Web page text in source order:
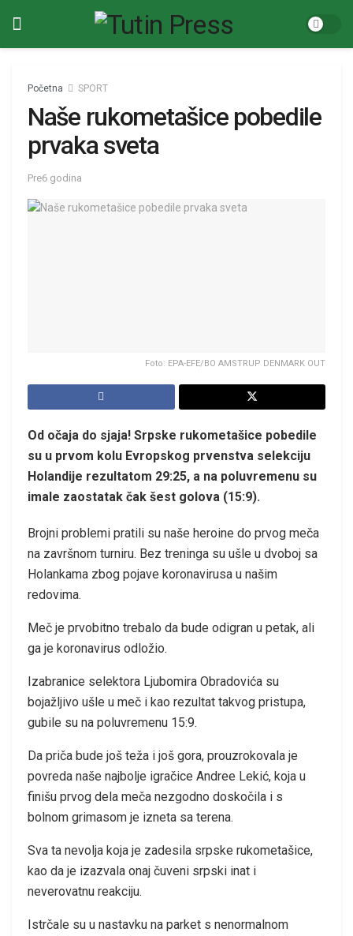
Početna SPORT
Naše rukometašice pobedile
prvaka sveta
Pre6 godina
Foto: EPA-EFE/BO AMSTRUP DENMARK OUT
Od očaja do sjaja! Srpske rukometašice pobedile
su u prvom kolu Evropskog prvenstva selekciju
Holandije rezultatom 29:25, a na poluvremenu su
imale zaostatak čak šest golova (15:9).
Brojni problemi pratili su naše heroine do prvog meča
na završnom turniru. Bez treninga su ušle u dvoboj sa
Holankama zbog pojave koronavirusa u našim
redovima.
Meč je prvobitno trebalo da bude odigran u petak, ali
ga je koronavirus odložio.
Izabranice selektora Ljubomira Obradovića su
bojažljivo ušle u meč i kao rezultat takvog pristupa,
gubile su na poluvremenu 15:9.
Da priča bude još teža i još gora, prouzrokovala je
povreda naše najbolje igračice Andree Lekić, koja u
finišu prvog dela meča nezgodno doskočila i s
bolnom grimasom je izneta sa terena.
Sva ta nevolja koja je zadesila srpske rukometašice,
kao da je izazvala onaj čuveni srpski inat i
neverovatnu reakciju.
Istrčale su u nastavku na parket s nenormalnom